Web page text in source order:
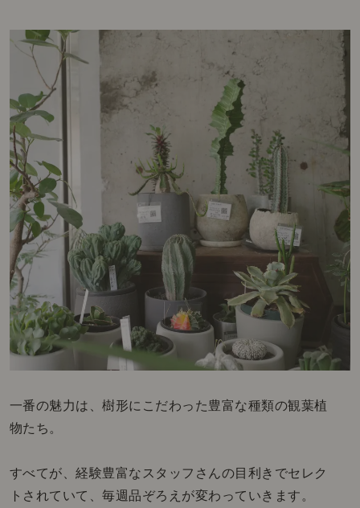
一番の魅力は、樹形にこだわった豊富な種類の観葉植
物たち。
すべてが、経験豊富なスタッフさんの目利きでセレク
トされていて、毎週品ぞろえが変わっていきます。